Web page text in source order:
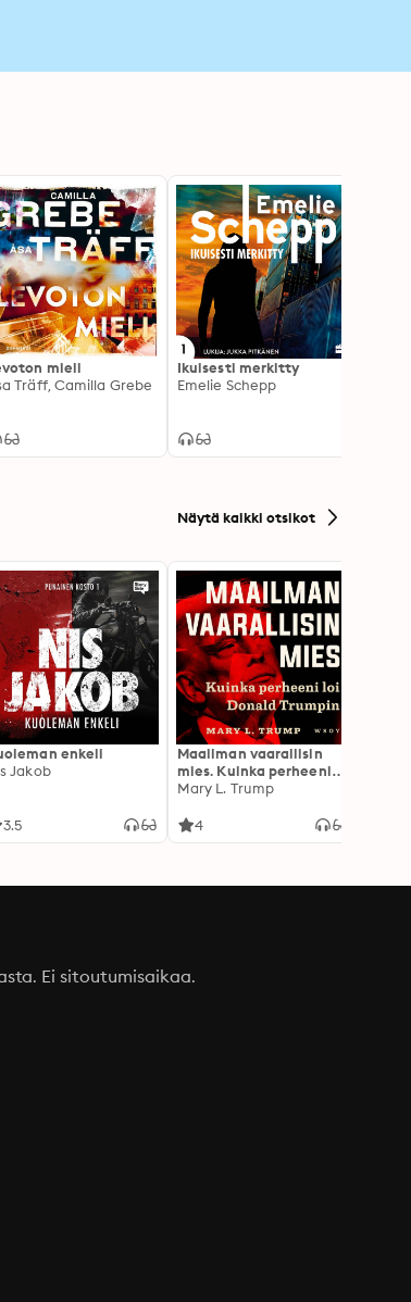
mieli
Träff, Camilla Grebe
Ikuisesti merkitty
Emelie Schepp
Näytä kaikki otsikot
enkeli
Jakob
3.5
Maailman vaarallisin
mies. Kuinka perheeni
loi Donald Trumpin
Mary L. Trump
4
Ei sitoutumisaikaa.